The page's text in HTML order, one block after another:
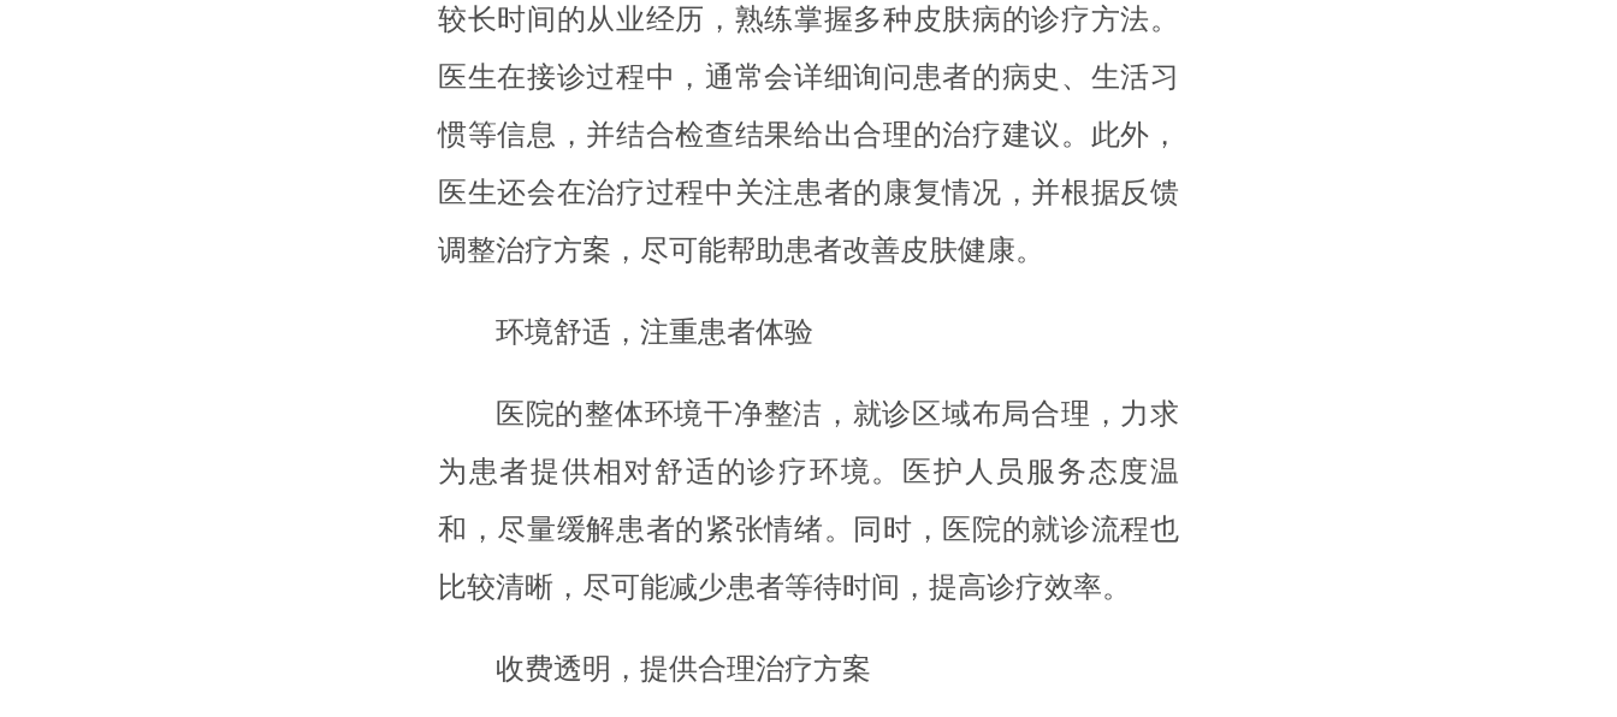
较长时间的从业经历，熟练掌握多种皮肤病的诊疗方法。
医生在接诊过程中，通常会详细询问患者的病史、生活习
惯等信息，并结合检查结果给出合理的治疗建议。此外，
医生还会在治疗过程中关注患者的康复情况，并根据反馈
调整治疗方案，尽可能帮助患者改善皮肤健康。
环境舒适，注重患者体验
医院的整体环境干净整洁，就诊区域布局合理，力求
为患者提供相对舒适的诊疗环境。医护人员服务态度温
和，尽量缓解患者的紧张情绪。同时，医院的就诊流程也
比较清晰，尽可能减少患者等待时间，提高诊疗效率。
收费透明，提供合理治疗方案